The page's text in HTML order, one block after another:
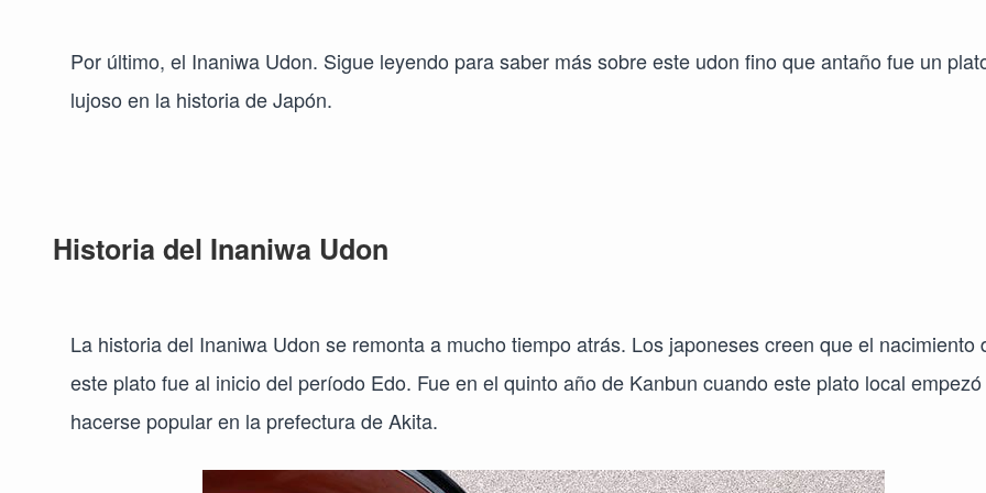
Por último, el Inaniwa Udon. Sigue leyendo para saber más sobre este udon fino que antaño fue un
lujoso en la historia de Japón.
Historia del Inaniwa Udon
La historia del Inaniwa Udon se remonta a mucho tiempo atrás. Los japoneses creen que el nacimiento
este plato fue al inicio del período Edo. Fue en el quinto año de Kanbun cuando este plato local
hacerse popular en la prefectura de Akita.